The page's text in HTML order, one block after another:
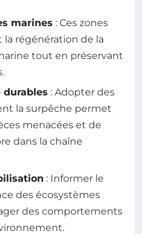
marines : Ces zones
régénération de la
tout en préservant
durables : Adopter des
la surpêche permet
menacées et de
dans la chaîne
: Informer le
des écosystèmes
des comportements